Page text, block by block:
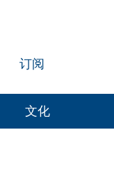
订阅
文化